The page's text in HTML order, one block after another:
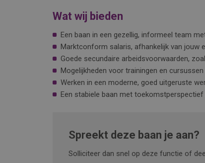
Wat wij bieden
Een baan in een gezellig, informeel team
Marktconform salaris, afhankelijk van jouw
Goede secundaire arbeidsvoorwaarden,
Mogelijkheden voor trainingen en
Werken in een moderne, goed uitgeruste
Een stabiele baan met toekomstperspectief
Spreekt deze baan je aan?
Solliciteer dan snel op deze functie of